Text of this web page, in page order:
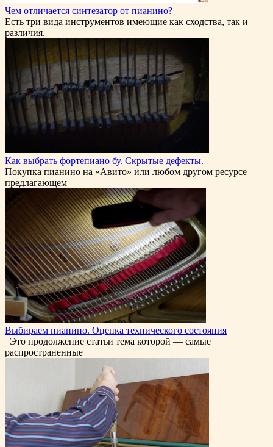
Чем отличается синтезатор от пианино?
Есть три вида инструментов имеющие как сходства, так и
различия.
Как выбрать фортепиано бу. Скрытые дефекты.
Покупка пианино на «Авито» или любом другом ресурсе
предлагающем
Выбираем пианино. Оценка технического состояния
Это продолжение статьи тема которой — самые
распространенные